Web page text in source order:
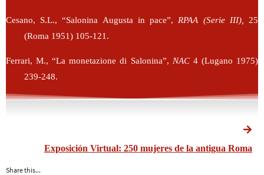
Cesano, S.L., “Salonina Augusta in pace”, RPAA (Serie III), 25
(Roma 1951) 105-121.
Ferrari, M., “La monetazione di Salonina”, NAC 4 (Lugano 1975)
239-248.
Exposición Virtual: 250 mujeres de la antigua Roma
Share this...